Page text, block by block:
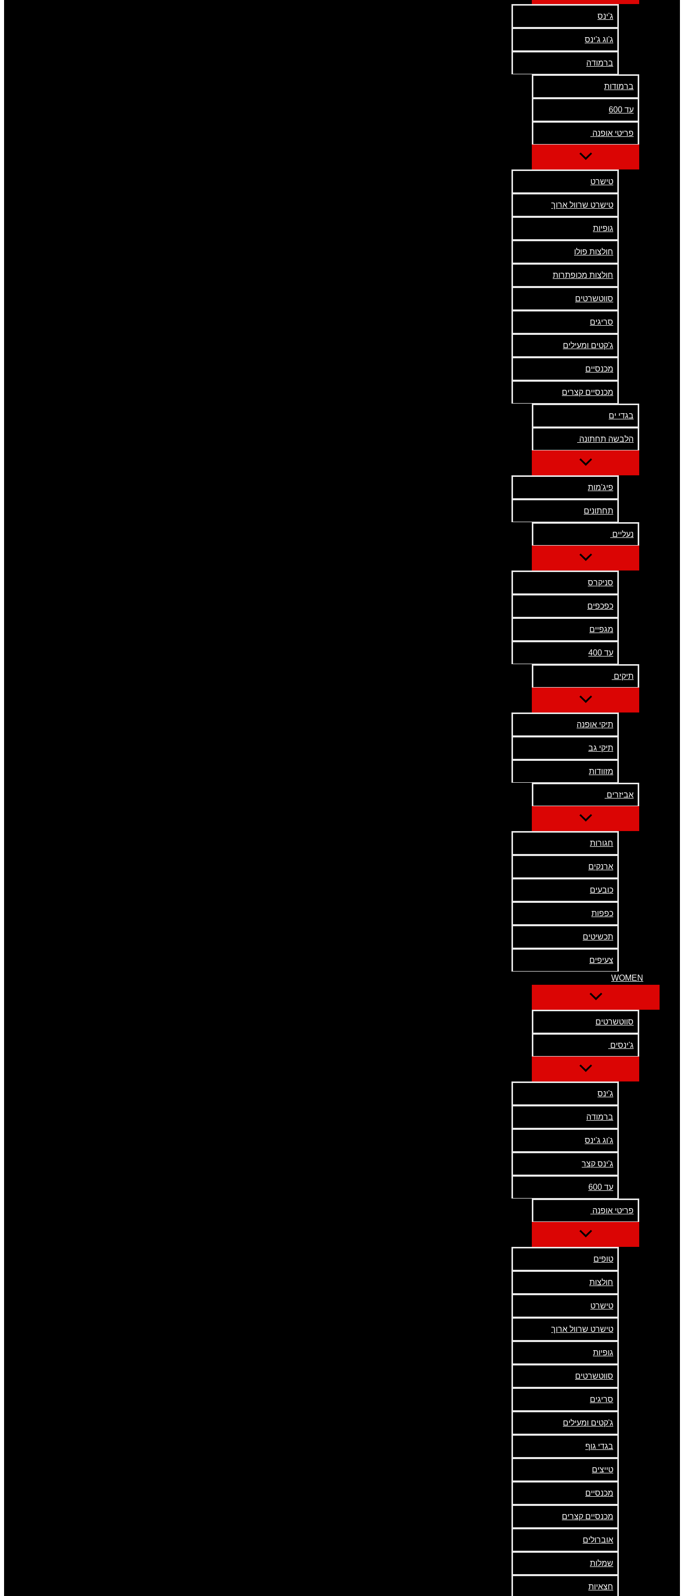
ג'ינס
ג'וג ג'ינס
ברמודה
ברמודות
עד 600
פריטי אופנה
טישרט
טישרט שרוול ארוך
גופיות
חולצות פולו
חולצות מכופתרות
סווטשרטים
סריגים
ג'קטים ומעילים
מכנסיים
מכנסיים קצרים
בגדי ים
הלבשה תחתונה
פיג'מות
תחתונים
נעליים
סניקרס
כפכפים
מגפיים
עד 400
תיקים
תיקי אופנה
תיקי גב
מזוודות
אביזרים
חגורות
ארנקים
כובעים
כפפות
תכשיטים
צעיפים
WOMEN
סווטשרטים
ג'ינסים
ג'ינס
ברמודה
ג'וג ג'ינס
ג'ינס קצר
עד 600
פריטי אופנה
טופים
חולצות
טישרט
טישרט שרוול ארוך
גופיות
סווטשרטים
סריגים
ג'קטים ומעילים
בגדי גוף
טייצים
מכנסיים
מכנסיים קצרים
אוברולים
שמלות
חצאיות